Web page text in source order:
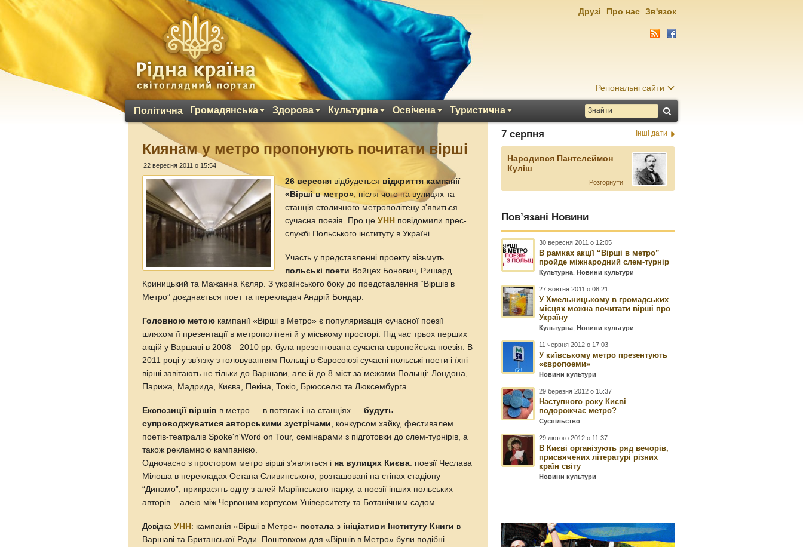
Регіональні сайти
Політична Громадянська Здорова Культурна Освічена Туристична
Друзі Про нас Зв'язок
Киянам у метро пропонують почитати вірші
22 вересня 2011 о 15:54
26 вересня відбудеться відкриття кампанії
«Вірші в метро», після чого на вулицях та
станція столичного метрополітену з'явиться
сучасна поезія. Про цеУНН повідомили прес-
службі Польського інституту в Україні.
Участь у представленні проекту візьмуть
польські поети Войцех Бонович, Ришард
Криницький та Мажанна Кєляр. З українського боку до представлення “Віршів в
Метро” доєднається поет та перекладач Андрій Бондар.
Головною метою кампанії «Вірші в Метро» є популяризація сучасної поезії
шляхом її презентації в метрополітені й у міському просторі. Під час трьох перших
акцій у Варшаві в 2008—2010 рр. була презентована сучасна європейська поезія. В
2011 році у зв’язку з головуванням Польщі в Євросоюзі сучасні польські поети і їхні
вірші завітають не тільки до Варшави, але й до 8 міст за межами Польщі: Лондона,
Парижа, Мадрида, Києва, Пекіна, Токіо, Брюсселю та Люксембурга.
Експозиції віршів в метро — в потягах і на станціях —будуть
супроводжуватися авторськими зустрічами , конкурсом хайку, фестивалем
поетів-театралів Spoke'n'Word on Tour, семінарами з підготовки до слем-турнірів, а
також рекламною кампанією.
Одночасно з простором метро вірші з’являться і на вулицях Києва: поезії Чеслава
Мілоша в перекладах Остапа Сливинського, розташовані на стінах стадіону
“Динамо”, прикрасять одну з алей Маріїнського парку, а поезії інших польських
авторів – алею між Червоним корпусом Університету та Ботанічним садом.
ДовідкаУНН : кампанія «Вірші в Метро» постала з ініціативи Інституту Книги в
Варшаві та Британської Ради. Поштовхом для «Віршів в Метро» були подібні
7 серпня Інші дати
Народився Пантелеймон
Куліш
Розгорнути
Пов’язані Новини
30 вересня 2011 о 12:05
В рамках акції “Вірші в метро”
пройде міжнародний слем-турнір
Культурна ,Новини культури
27 жовтня 2011 о 08:21
У Хмельницькому в громадських
місцях можна почитати вірші про
Україну
Культурна ,Новини культури
11 червня 2012 о 17:03
У київському метро презентують
«європоеми»
Новини культури
29 березня 2012 о 15:37
Наступного року Києві
подорожчає метро?
Суспільство
29 лютого 2012 о 11:37
В Києві організують ряд вечорів,
присвячених літературі різних
країн світу
Новини культури